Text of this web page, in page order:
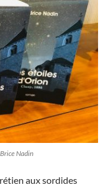
Nadin
aux sordides